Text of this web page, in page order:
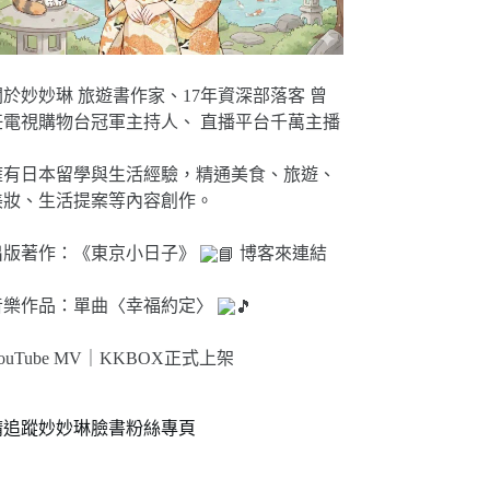
妙妙琳 旅遊書作家、17年資深部落客 曾
電視購物台冠軍主持人、 直播平台千萬主播
日本留學與生活經驗，精通美食、旅遊、
、生活提案等內容創作。
著作：《東京小日子》 博客來連結
作品：單曲〈幸福約定〉
MV｜KKBOX正式上架
追蹤妙妙琳臉書粉絲專頁